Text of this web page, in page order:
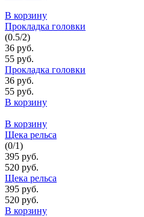
В корзину
Прокладка головки
(0.5/2)
36 руб.
55 руб.
Прокладка головки
36 руб.
55 руб.
В корзину
В корзину
Щека рельса
(0/1)
395 руб.
520 руб.
Щека рельса
395 руб.
520 руб.
В корзину